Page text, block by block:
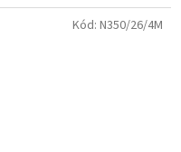
Kód: N350/26/4M